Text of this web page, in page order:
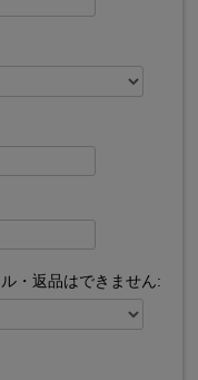
・返品はできません: